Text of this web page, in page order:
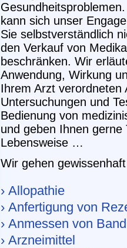
kann sich unser
Sie selbstverständlich
den Verkauf von
beschränken. Wir
Anwendung, Wirkung
Ihrem Arzt verordneten
Untersuchungen und
Bedienung von
und geben Ihnen
Lebensweise …
Wir gehen
› Allopathie
› Anfertigung von
› Anmessen von
› Arzneimittel